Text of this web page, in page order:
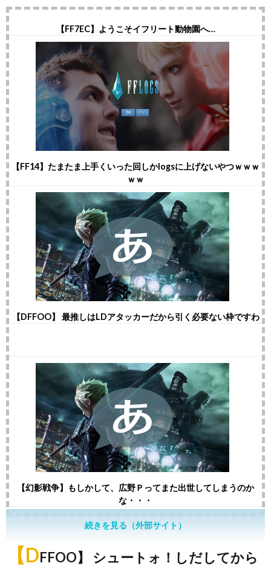
【FF7EC】ようこそイフリート動物園へ…
【FF14】たまたま上手くいった回しかlogsに上げないやつｗｗｗ
ｗｗ
【DFFOO】 最推しはLDアタッカーだから引く必要ない枠ですわ
【幻影戦争】もしかして、広野Ｐってまた出世してしまうのか
な・・・
【DFFOO】 シュートォ！しだしてから
続きを見る（外部サイト）